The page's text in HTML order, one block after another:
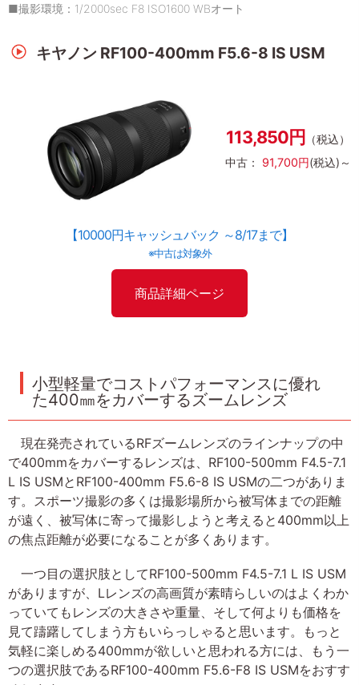
■撮影環境：1/2000sec F8 ISO1600 WBオート
キヤノン RF100-400mm F5.6-8 IS USM
113,850円 （税込）
中古： 91,700円(税込)～
【10000円キャッシュバック ～8/17まで】
※中古は対象外
商品詳細ページ
小型軽量でコストパフォーマンスに優れ
た400㎜をカバーするズームレンズ
現在発売されているRFズームレンズのラインナップの中
で400mmをカバーするレンズは、RF100-500mm F4.5-7.1
L IS USMとRF100-400mm F5.6-8 IS USMの二つがありま
す。スポーツ撮影の多くは撮影場所から被写体までの距離
が遠く、被写体に寄って撮影しようと考えると400mm以上
の焦点距離が必要になることが多くあります。
一つ目の選択肢としてRF100-500mm F4.5-7.1 L IS USM
がありますが、Lレンズの高画質が素晴らしいのはよくわか
っていてもレンズの大きさや重量、そして何よりも価格を
見て躊躇してしまう方もいらっしゃると思います。もっと
気軽に楽しめる400mmが欲しいと思われる方には、もう一
つの選択肢であるRF100-400mm F5.6-F8 IS USMをおすす